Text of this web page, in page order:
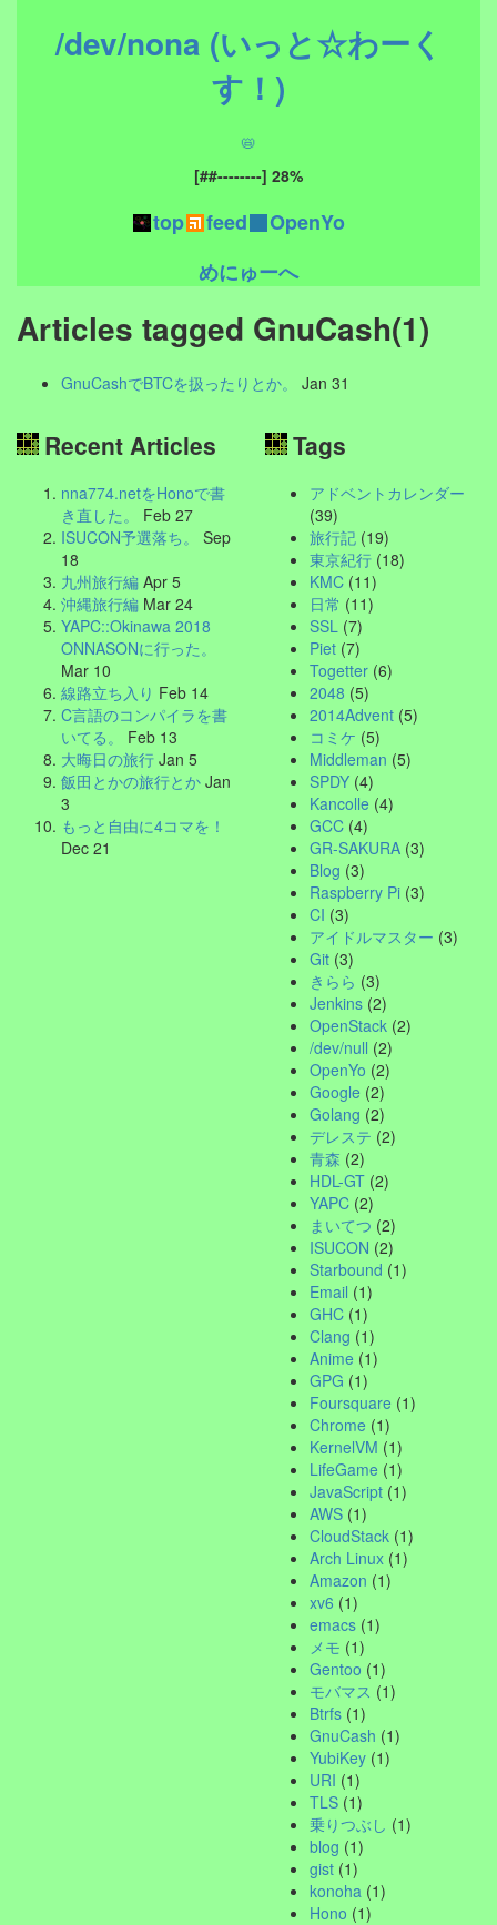
/dev/nona (いっと☆わーく
す！)
📛
top feed
OpenYo
めにゅーへ
Articles tagged GnuCash(1)
GnuCashでBTCを扱ったりとか。 Jan 31
Recent Articles
nna774.netをHonoで書
き直した。
Feb 27
ISUCON予選落ち。
Sep
18
九州旅行編 Apr 5
沖縄旅行編 Mar 24
YAPC::Okinawa 2018
ONNASONに行った。
Mar 10
線路立ち入り Feb 14
C言語のコンパイラを書
いてる。
Feb 13
大晦日の旅行 Jan 5
飯田とかの旅行とか Jan
3
もっと自由に4コマを！
Dec 21
Tags
アドベントカレンダー
(39)
旅行記 (19)
東京紀行 (18)
KMC (11)
日常 (11)
SSL (7)
Piet (7)
Togetter (6)
2048 (5)
2014Advent (5)
コミケ (5)
Middleman (5)
SPDY (4)
Kancolle (4)
GCC (4)
GR-SAKURA (3)
Blog (3)
Raspberry Pi (3)
CI (3)
アイドルマスター (3)
Git (3)
きらら (3)
Jenkins (2)
OpenStack (2)
/dev/null (2)
OpenYo (2)
Google (2)
Golang (2)
デレステ (2)
青森 (2)
HDL-GT (2)
YAPC (2)
まいてつ (2)
ISUCON (2)
Starbound (1)
Email (1)
GHC (1)
Clang (1)
Anime (1)
GPG (1)
Foursquare (1)
Chrome (1)
KernelVM (1)
LifeGame (1)
JavaScript (1)
AWS (1)
CloudStack (1)
Arch Linux (1)
Amazon (1)
xv6 (1)
emacs (1)
メモ (1)
Gentoo (1)
モバマス (1)
Btrfs (1)
GnuCash (1)
YubiKey (1)
URI (1)
TLS (1)
乗りつぶし (1)
blog (1)
gist (1)
konoha (1)
Hono (1)